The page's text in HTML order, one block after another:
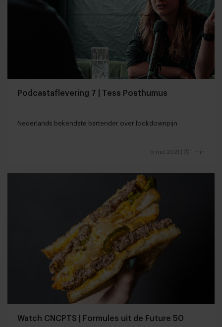
Podcastaflevering 7 | Tess Posthumus
Nederlands bekendste bartender over lockdownpijn
9 mei 2021 1 min
Watch CNCPTS | Formules uit de Future 50